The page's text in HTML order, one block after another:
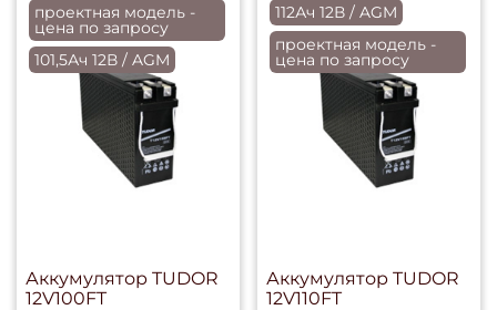
проектная модель -
цена по запросу
101,5Ач 12В / AGM
Аккумулятор TUDOR
12V100FT
112Ач 12В / AGM
проектная модель -
цена по запросу
Аккумулятор TUDOR
12V110FT